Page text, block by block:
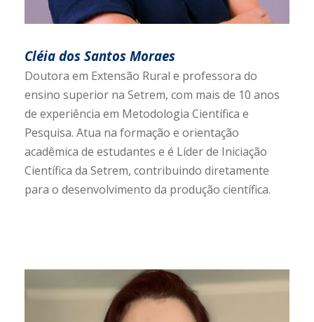
Cléia dos Santos Moraes
Doutora em Extensão Rural e professora do
ensino superior na Setrem, com mais de 10 anos
de experiência em Metodologia Científica e
Pesquisa. Atua na formação e orientação
acadêmica de estudantes e é Líder de Iniciação
Científica da Setrem, contribuindo diretamente
para o desenvolvimento da produção científica.